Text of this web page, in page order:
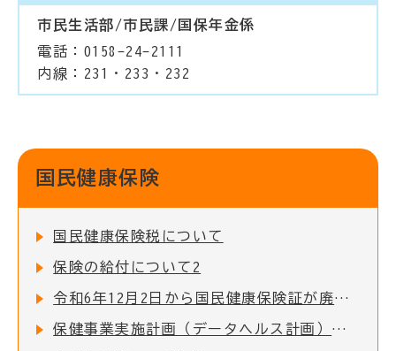
市民生活部/市民課/国保年金係
電話：0158-24-2111
内線：231・233・232
国民健康保険
国民健康保険税について
保険の給付について2
令和6年12月2日から国民健康保険証が廃止となります
保健事業実施計画（データヘルス計画）について